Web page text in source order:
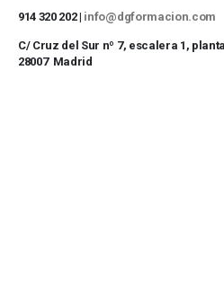
914 320 202 | info@dgformacion.com
C/ Cruz del Sur nº 7, escalera 1,
28007 Madrid